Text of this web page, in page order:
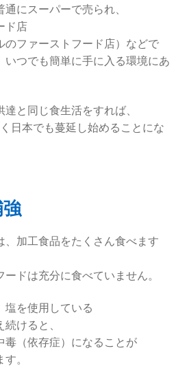
にスーパーで売られ、
ド店
のファーストフード店）などで
いつでも簡単に手に入る環境にあ
と同じ食生活をすれば、
日本でも蔓延し始めることにな
、加工食品をたくさん食べます
ドは充分に食べていません。
塩を使用している
けると、
毒（依存症）になることが
。